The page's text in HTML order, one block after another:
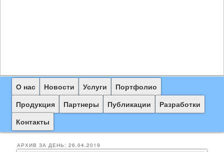
Главное
меню
Перейти
к
основному
содержимому
Перейти
к
дополнительному
содержимому
О нас Новости Услуги
Портфолио
Продукция
Партнеры Публикации
Разработки
Контакты
АРХИВ ЗА ДЕНЬ:26.04.2019